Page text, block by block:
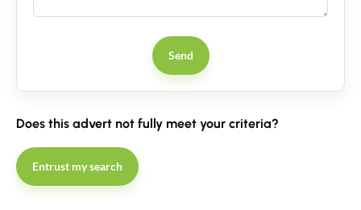
Send
Does this advert not fully meet your criteria?
Entrust my search